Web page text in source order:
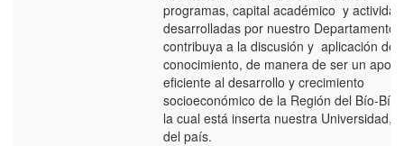
programas, capital académico y
desarrolladas por nuestro Departamento,
contribuya a la discusión y aplicación del
conocimiento, de manera de ser un
eficiente al desarrollo y crecimiento
socioeconómico de la Región del Bío-
la cual está inserta nuestra Universidad, y
del país.